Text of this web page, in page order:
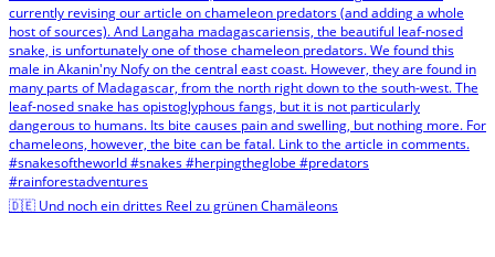
🇩🇪 Und noch ein drittes Reel zu grünen Chamäleons